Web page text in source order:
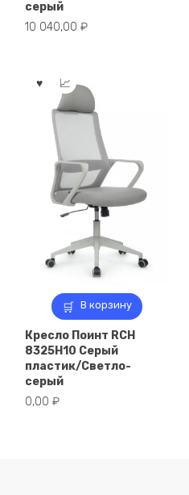
серый
10 040,00 ₽
В корзину
Кресло Поинт RCH
8325H10 Серый
пластик/Светло-
серый
0,00 ₽